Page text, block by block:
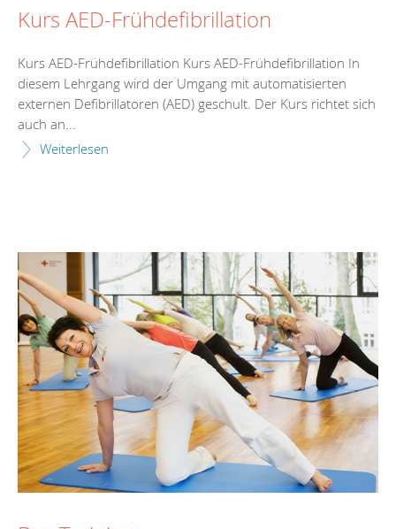
Kurs AED-Frühdefibrillation
Kurs AED-Frühdefibrillation Kurs AED-Frühdefibrillation In
diesem Lehrgang wird der Umgang mit automatisierten
externen Defibrillatoren (AED) geschult. Der Kurs richtet sich
auch an...
Weiterlesen